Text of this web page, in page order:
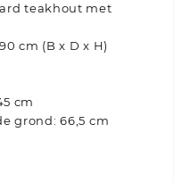
teakhout met
cm (B x D x H)
cm
grond: 66,5 cm